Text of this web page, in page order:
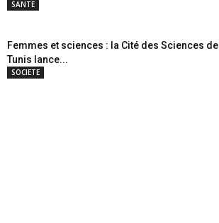
SANTE
Femmes et sciences : la Cité des Sciences de
Tunis lance...
SOCIETE